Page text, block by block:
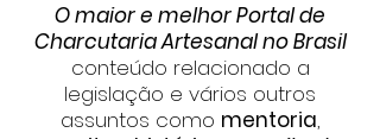
O maior e melhor Portal de
Charcutaria Artesanal no Brasil
conteúdo relacionado a
legislação e vários outros
assuntos como mentoria,